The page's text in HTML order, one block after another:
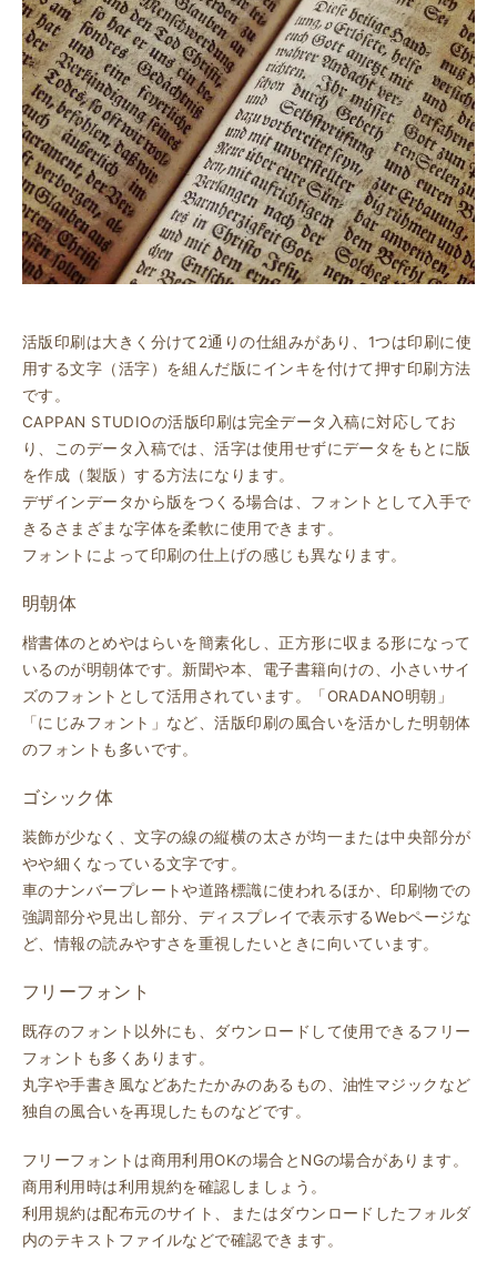
活版印刷は大きく分けて2通りの仕組みがあり、1つは印刷に使
用する文字（活字）を組んだ版にインキを付けて押す印刷方法
です。
CAPPAN STUDIOの活版印刷は完全データ入稿に対応してお
り、このデータ入稿では、活字は使用せずにデータをもとに版
を作成（製版）する方法になります。
デザインデータから版をつくる場合は、フォントとして入手で
きるさまざまな字体を柔軟に使用できます。
フォントによって印刷の仕上げの感じも異なります。
明朝体
楷書体のとめやはらいを簡素化し、正方形に収まる形になって
いるのが明朝体です。新聞や本、電子書籍向けの、小さいサイ
ズのフォントとして活用されています。「ORADANO明朝」
「にじみフォント」など、活版印刷の風合いを活かした明朝体
のフォントも多いです。
ゴシック体
装飾が少なく、文字の線の縦横の太さが均一または中央部分が
やや細くなっている文字です。
車のナンバープレートや道路標識に使われるほか、印刷物での
強調部分や見出し部分、ディスプレイで表示するWebページな
ど、情報の読みやすさを重視したいときに向いています。
フリーフォント
既存のフォント以外にも、ダウンロードして使用できるフリー
フォントも多くあります。
丸字や手書き風などあたたかみのあるもの、油性マジックなど
独自の風合いを再現したものなどです。
フリーフォントは商用利用OKの場合とNGの場合があります。
商用利用時は利用規約を確認しましょう。
利用規約は配布元のサイト、またはダウンロードしたフォルダ
内のテキストファイルなどで確認できます。